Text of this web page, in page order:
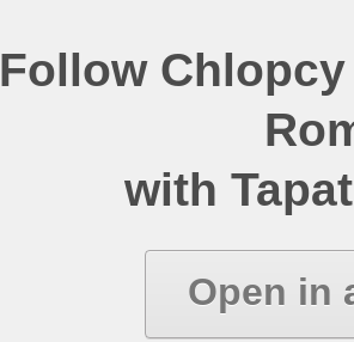
Follow
with
Open in